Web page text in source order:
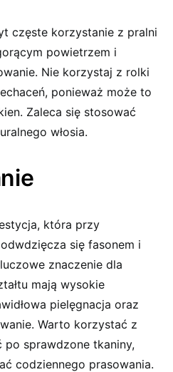
częste korzystanie z pralni
powietrzem i
Nie korzystaj z rolki
ponieważ może to
Zaleca się stosować
włosia.
która przy
się fasonem i
znaczenie dla
mają wysokie
pielęgnacja oraz
Warto korzystać z
po sprawdzone tkaniny,
codziennego prasowania.